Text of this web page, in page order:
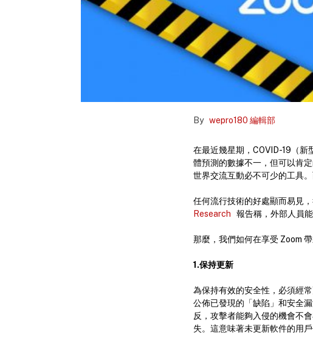
By wepro180 編輯部
在最近幾星期，COVID-19（
體預測的數據不一，但可以肯
世界交流互動必不可少的工具
任何流行技術的好處顯而易見
Research
報告稱，外部人員
那麼，我們如何在享受 Zoom
1.保持更新
為保持有效的安全性，必須經
公佈已發現的「缺陷」和安全
反，攻擊者能夠入侵的機會不
失。這意味著未更新軟件的用戶